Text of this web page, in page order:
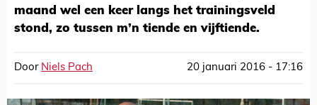
maand wel een keer langs het trainingsveld
stond, zo tussen m’n tiende en vijftiende.
Door Niels Pach 20 januari 2016 - 17:16